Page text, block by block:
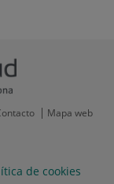
Mapa web
de cookies